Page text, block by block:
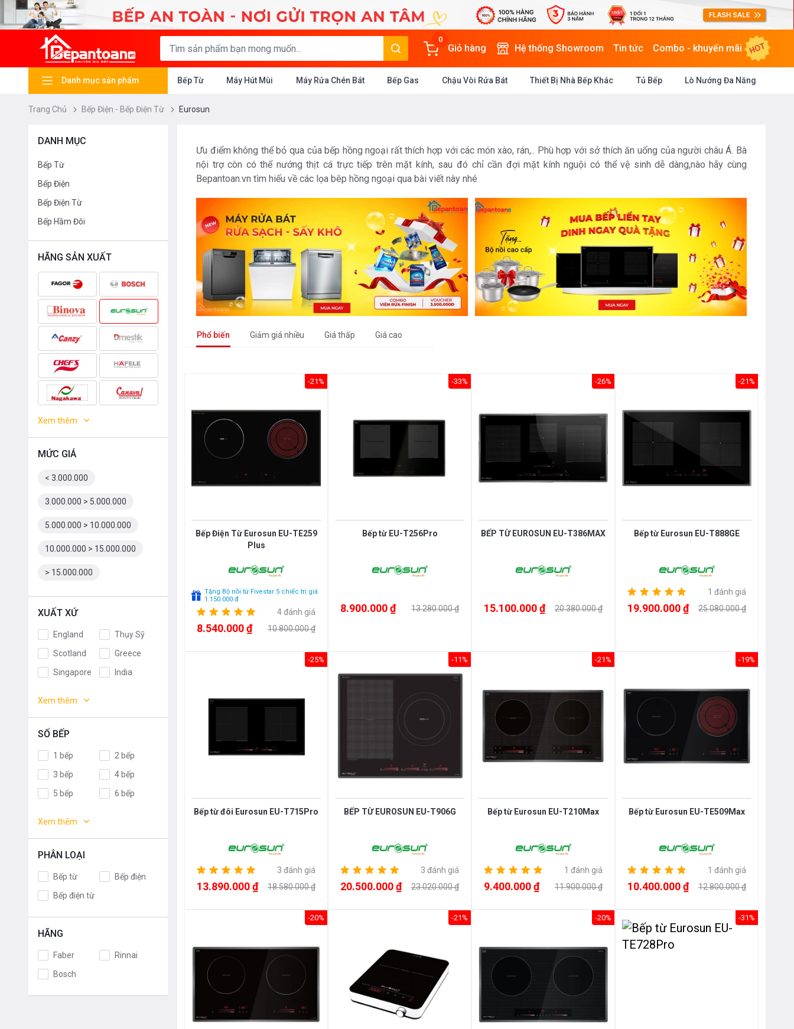
0
Giỏ hàng Hệ thống Showroom Tin tức Combo - khuyến mãi HOT
Danh mục sản phẩm Bếp Từ Máy Hút Mùi Máy Rửa Chén Bát Bếp Gas Chậu Vòi Rửa Bát Thiết Bị Nhà Bếp Khác Tủ Bếp Lò Nướng Đa Năng
Trang Chủ Bếp Điện - Bếp Điện Từ Eurosun
DANH MỤC
Bếp Từ
Bếp Điện
Bếp Điện Từ
Bếp Hầm Đôi
HÃNG SẢN XUẤT
Xem thêm
MỨC GIÁ
< 3.000.000
3.000.000 > 5.000.000
5.000.000 > 10.000.000
10.000.000 > 15.000.000
> 15.000.000
XUẤT XỨ
England
Thụy Sỹ
Scotland
Greece
Singapore
India
Russia
Malaysia
Korea
EU
Spain
China
Mỹ
Chính Hãng
Xem thêm
SỐ BẾP
1 bếp
2 bếp
3 bếp
4 bếp
5 bếp
6 bếp
điểm
Xem thêm
PHÂN LOẠI
Bếp từ
Bếp điện
Bếp điện từ
HÃNG
Faber
Rinnai
Bosch
Ưu điểm không thể bỏ qua của bếp hồng ngoại rất thích hợp với các món xào, rán,.. Phù hợp với sở thích ăn uống của người châu Á. Bà
nội trợ còn có thể nướng thịt cá trực tiếp trên mặt kính, sau đó chỉ cần đợi mặt kính nguội có thể vệ sinh dễ dàng,nào hãy cùng
Bepantoan.vn tìm hiểu về các lọa bêp hồng ngoại qua bài viết này nhé
Phổ biến Giảm giá nhiều Giá thấp Giá cao
-21%
Bếp Điện Từ Eurosun EU-TE259
Plus
Tặng Bộ nồi từ Fivestar 5 chiếc trị giá
1.150.000 đ
4 đánh giá
8.540.000 ₫ 10.800.000 ₫
-33%
Bếp từ EU-T256Pro
8.900.000 ₫ 13.280.000 ₫
-26%
BẾP TỪ EUROSUN EU-T386MAX
15.100.000 ₫ 20.380.000 ₫
-21%
Bếp từ Eurosun EU-T888GE
1 đánh giá
19.900.000 ₫ 25.080.000 ₫
-25%
Bếp từ đôi Eurosun EU-T715Pro
3 đánh giá
13.890.000 ₫ 18.580.000 ₫
-11%
BẾP TỪ EUROSUN EU-T906G
3 đánh giá
20.500.000 ₫ 23.020.000 ₫
-21%
Bếp từ Eurosun EU-T210Max
1 đánh giá
9.400.000 ₫ 11.900.000 ₫
-19%
Bếp từ Eurosun EU-TE509Max
1 đánh giá
10.400.000 ₫ 12.800.000 ₫
-20% -21% -20% -31%